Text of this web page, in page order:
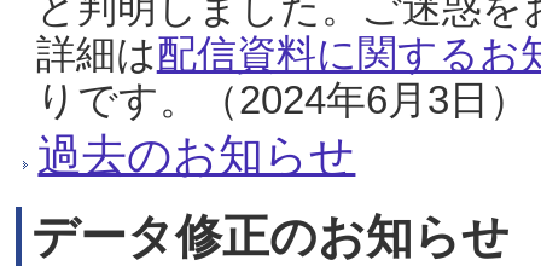
詳細は配信資料に関するお
りです。（2024年6月3日）
過去のお知らせ
データ修正のお知らせ